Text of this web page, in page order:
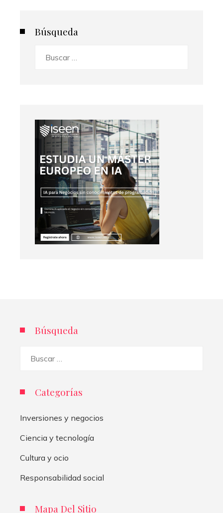
Búsqueda
Búsqueda
Categorías
Inversiones y negocios
Ciencia y tecnología
Cultura y ocio
Responsabilidad social
Mapa Del Sitio